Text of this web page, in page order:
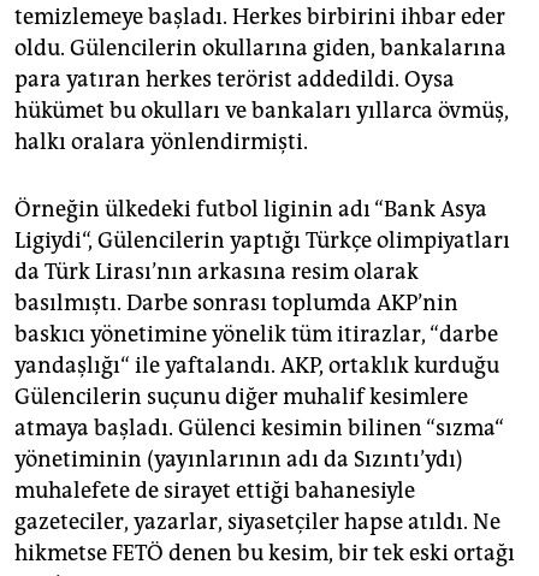
temizlemeye başladı. Herkes birbirini ihbar eder
oldu. Gülencilerin okullarına giden, bankalarına
para yatıran herkes terörist addedildi. Oysa
hükümet bu okulları ve bankaları yıllarca övmüş,
halkı oralara yönlendirmişti.
Örneğin ülkedeki futbol liginin adı “Bank Asya
Ligiydi“, Gülencilerin yaptığı Türkçe olimpiyatları
da Türk Lirası’nın arkasına resim olarak
basılmıştı. Darbe sonrası toplumda AKP’nin
baskıcı yönetimine yönelik tüm itirazlar, “darbe
yandaşlığı“ ile yaftalandı. AKP, ortaklık kurduğu
Gülencilerin suçunu diğer muhalif kesimlere
atmaya başladı. Gülenci kesimin bilinen “sızma“
yönetiminin (yayınlarının adı da Sızıntı’ydı)
muhalefete de sirayet ettiği bahanesiyle
gazeteciler, yazarlar, siyasetçiler hapse atıldı. Ne
hikmetse FETÖ denen bu kesim, bir tek eski ortağı